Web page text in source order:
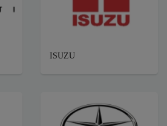
ISUZU